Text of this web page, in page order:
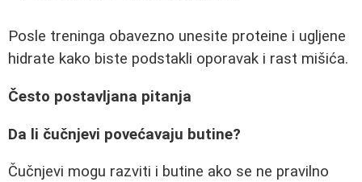
Posle treninga obavezno unesite proteine i ugljene
hidrate kako biste podstakli oporavak i rast mišića.
Često postavljana pitanja
Da li čučnjevi povećavaju butine?
Čučnjevi mogu razviti i butine ako se ne pravilno